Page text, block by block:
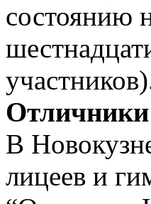
состоянию
Отличники
В
лицеев и